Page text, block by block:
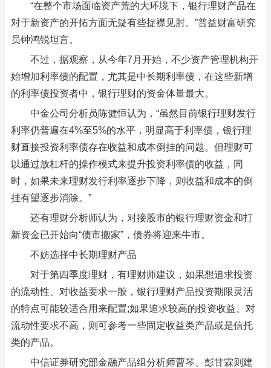
“在整个市场面临资产荒的大环境下，银行理财产品在
对于新资产的开拓方面无疑有些捉襟见肘。”普益财富研究
员钟鸿锐坦言。
不过，据观察，从今年7月开始，不少资产管理机构开
始增加利率债的配置，尤其是中长期利率债，在这些新增
的利率债投资者中，银行理财的资金体量最大。
中金公司分析员陈健恒认为，“虽然目前银行理财发行
利率仍普遍在4%至5%的水平，明显高于利率债，银行理
财直接投资利率债存在收益和成本倒挂的问题。但理财可
以通过放杠杆的操作模式来提升投资利率债的收益，同
时，如果未来理财发行利率逐步下降，则收益和成本的倒
挂有望逐步消除。”
还有理财分析师认为，对接股市的银行理财资金和打
新资金已开始向“债市搬家”，债券将迎来牛市。
不妨选择中长期理财产品
对于第四季度理财，有理财师建议，如果想追求投资
的流动性、对收益要求一般，银行理财产品投资期限灵活
的特点可能较适合用来配置;如果追求较高的投资收益、对
流动性要求不高，则可参考一些固定收益类产品或是信托
类的产品。
中信证券研究部金融产品组分析师曹琴、彭甘霖则建